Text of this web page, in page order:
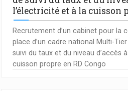
l’électricité et à la cuisson
Recrutement d’un cabinet pour la
place d’un cadre national Multi-
suivi du taux et du niveau d’accès
cuisson propre en RD Congo